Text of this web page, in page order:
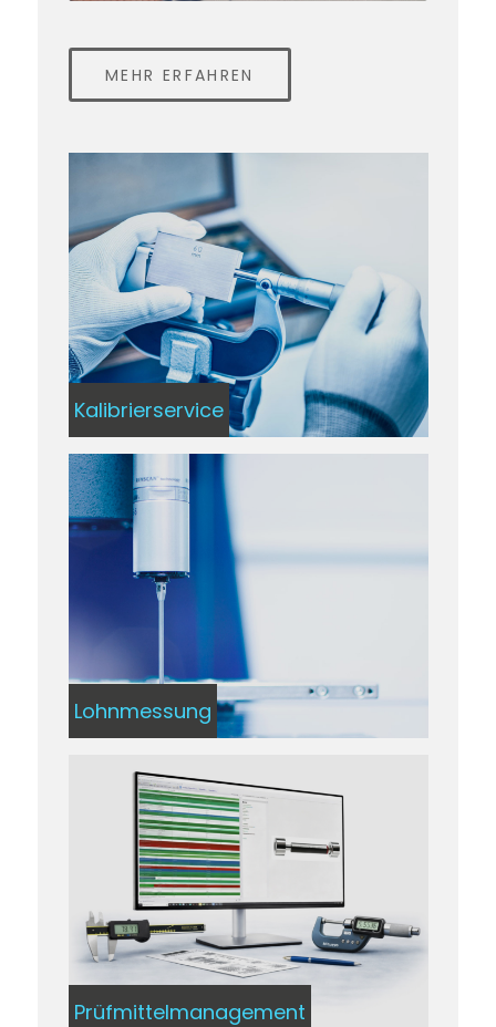
MEHR ERFAHREN
Kalibrierservice
Lohnmessung
Prüfmittelmanagement